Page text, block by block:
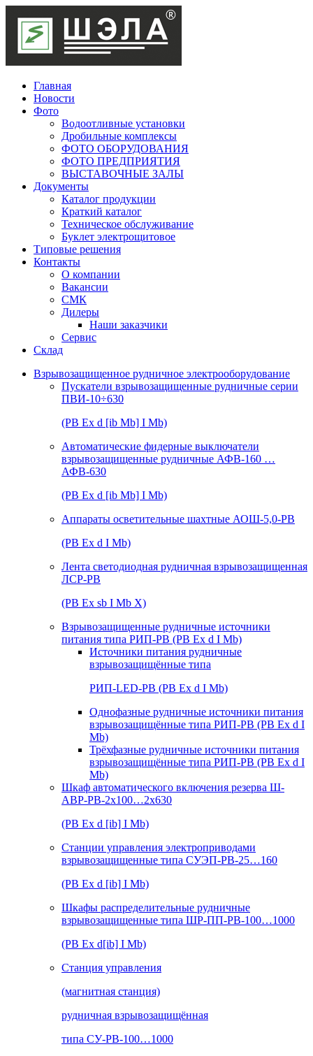
Главная
Новости
Фото
Водоотливные установки
Дробильные комплексы
ФОТО ОБОРУДОВАНИЯ
ФОТО ПРЕДПРИЯТИЯ
ВЫСТАВОЧНЫЕ ЗАЛЫ
Документы
Каталог продукции
Краткий каталог
Техническое обслуживание
Буклет электрощитовое
Типовые решения
Контакты
О компании
Вакансии
СМК
Дилеры
Наши заказчики
Сервис
Склад
Взрывозащищенное рудничное электрооборудование
Пускатели взрывозащищенные рудничные серии
ПВИ-10÷630
(РВ Ex d [ib Mb] I Mb)
Автоматические фидерные выключатели
взрывозащищенные рудничные АФВ-160 …
АФВ-630
(РВ Ex d [ib Mb] I Mb)
Аппараты осветительные шахтные АОШ-5,0-РВ
(РВ Ex d I Mb)
Лента светодиодная рудничная взрывозащищенная
ЛСР-РВ
(РВ Ex sb I Mb Х)
Взрывозащищенные рудничные источники
питания типа РИП-РВ (РВ Ex d I Mb)
Источники питания рудничные
взрывозащищённые типа
РИП-LED-РВ (РВ Ex d I Mb)
Однофазные рудничные источники питания
взрывозащищённые типа РИП-РВ (РВ Ex d I
Mb)
Трёхфазные рудничные источники питания
взрывозащищённые типа РИП-РВ (РВ Ex d I
Mb)
Шкаф автоматического включения резерва Ш-
АВР-РВ-2х100…2х630
(РВ Ex d [ib] I Mb)
Станции управления электроприводами
взрывозащищенные типа СУЭП-РВ-25…160
(РВ Ex d [ib] I Mb)
Шкафы распределительные рудничные
взрывозащищенные типа ШР-ПП-РВ-100…1000
(РВ Ex d[ib] I Mb)
Станция управления
(магнитная станция)
рудничная взрывозащищённая
типа СУ-РВ-100…1000